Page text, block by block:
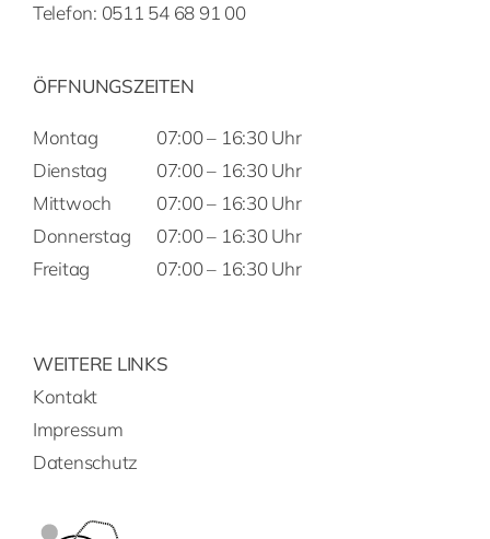
Telefon: 0511 54 68 91 00
ÖFFNUNGSZEITEN
Montag
Dienstag
Mittwoch
Donnerstag
Freitag
07:00 – 16:30 Uhr
07:00 – 16:30 Uhr
07:00 – 16:30 Uhr
07:00 – 16:30 Uhr
07:00 – 16:30 Uhr
WEITERE LINKS
Kontakt
Impressum
Datenschutz